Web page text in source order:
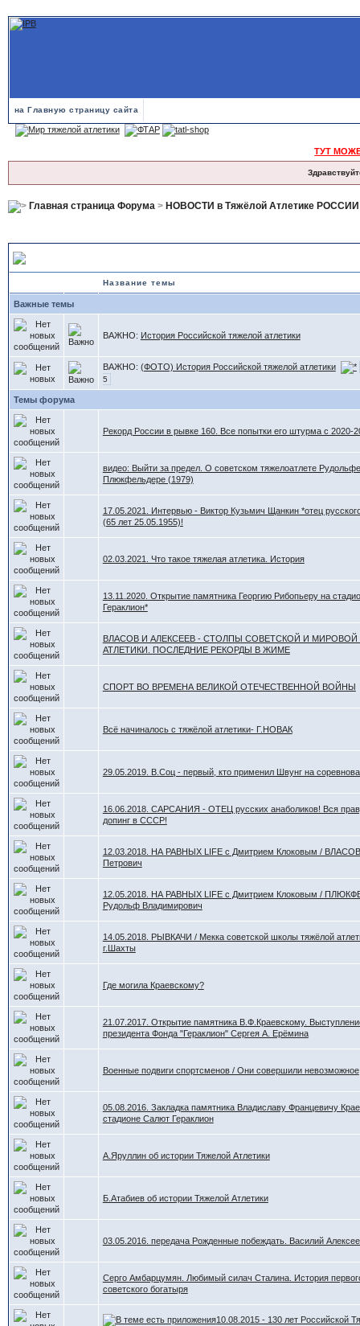
на Главную страницу сайта
ТУТ
Главная страница Форума> НОВОСТИ в Тяжёлой Атлетике
Название темы
Важные темы
ВАЖНО: История Российской тяжелой атлетики
ВАЖНО: (ФОТО) История Российской тяжелой атлетики
5
Темы форума
Рекорд России в рывке 160. Все попытки его штурма с 2020-
видео: Выйти за предел. О советском тяжелоатлете Рудольфе
Плюкфельдере (1979)
17.05.2021. Интервью - Виктор Кузьмич Щанкин *отец
(65 лет 25.05.1955)!
02.03.2021. Что такое тяжелая атлетика. История
13.11.2020. Открытие памятника Георгию Рибопьеру на
Гераклион*
ВЛАСОВ И АЛЕКСЕЕВ - СТОЛПЫ СОВЕТСКОЙ И
АТЛЕТИКИ. ПОСЛЕДНИЕ РЕКОРДЫ В ЖИМЕ
СПОРТ ВО ВРЕМЕНА ВЕЛИКОЙ ОТЕЧЕСТВЕННОЙ ВОЙНЫ
Всё начиналось с тяжёлой атлетики- Г.НОВАК
29.05.2019. В.Соц - первый, кто применил Швунг на
16.06.2018. САРСАНИЯ - ОТЕЦ русских анаболиков! Вся
допинг в СССР!
12.03.2018. НА РАВНЫХ LIFE с Дмитрием Клоковым /
Петрович
12.05.2018. НА РАВНЫХ LIFE с Дмитрием Клоковым /
Рудольф Владимирович
14.05.2018. РЫВКАЧИ / Мекка советской школы тяжёлой
г.Шахты
Где могила Краевскому?
21.07.2017. Открытие памятника В.Ф.Краевскому.
президента Фонда "Гераклион" Сергея А. Ерёмина
Военные подвиги спортсменов / Они совершили невозможное
05.08.2016. Закладка памятника Владиславу Францевичу
стадионе Салют Гераклион
А.Яруллин об истории Тяжелой Атлетики
Б.Атабиев об истории Тяжелой Атлетики
03.05.2016. передача Рожденные побеждать. Василий
Серго Амбарцумян. Любимый силач Сталина. История
советского богатыря
10.08.2015 - 130 лет Российской